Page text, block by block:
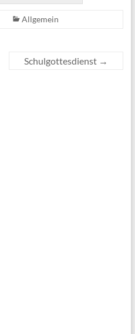
Allgemein
Schulgottesdienst →